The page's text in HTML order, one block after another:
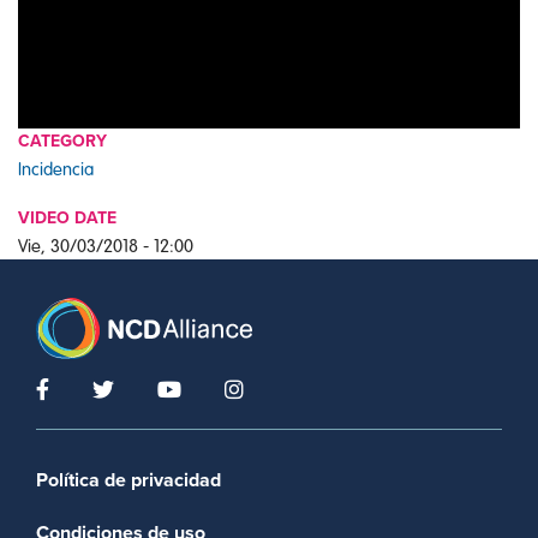
CATEGORY
Incidencia
VIDEO DATE
Vie, 30/03/2018 - 12:00
Footer menu
Política de privacidad
Condiciones de uso